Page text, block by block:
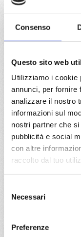
Consenso
Questo sito web
Utilizziamo i cookie
annunci, per fornire
analizzare il nostro
informazioni sul
nostri partner che
pubblicità e social
con altre
raccolto dal tuo
delNecessari
Preferenze
Caraibi15
Port Canaveral,
Puerto Plata, Port
Marine Reserve,
13/02/